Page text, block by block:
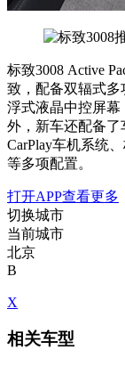
标致3008 Active
致，配备双辐式
浮式液晶中控屏
外，新车还配备了
CarPlay车机系统
等多项配置。
打开APP查看更多
切换城市
当前城市
北京
B
X
相关车型